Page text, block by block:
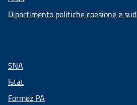
Dipartimento politiche coesione e sud
SNA
Istat
Formez PA